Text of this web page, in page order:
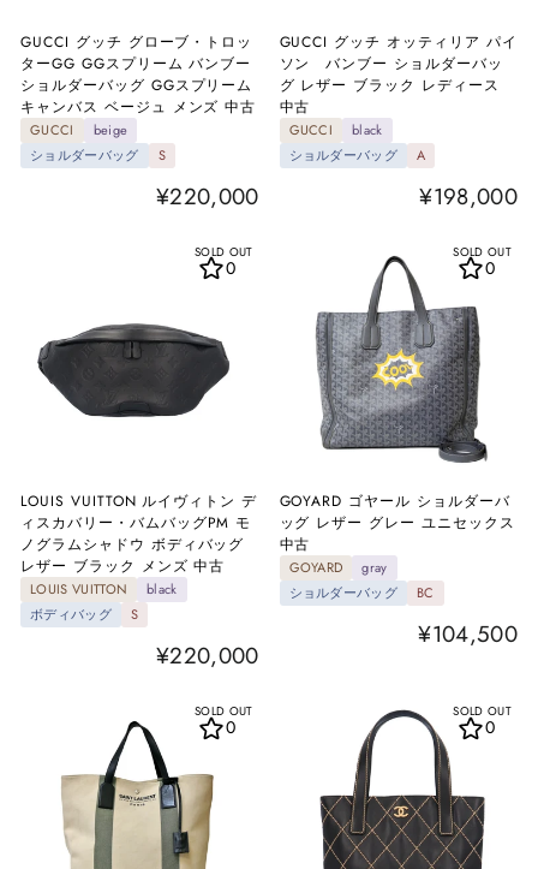
GUCCI グッチ グローブ・トロッ
ターGG GGスプリーム バンブー
ショルダーバッグ GGスプリーム
キャンバス ベージュ メンズ 中古
GUCCI
beige
ショルダーバッグ
S
¥220,000
GUCCI グッチ オッティリア パイ
ソン バンブー ショルダーバッ
グ レザー ブラック レディース
中古
GUCCI
black
ショルダーバッグ
A
¥198,000
SOLD OUT
LOUIS VUITTON ルイヴィトン デ
ィスカバリー・バムバッグPM モ
ノグラムシャドウ ボディバッグ
レザー ブラック メンズ 中古
LOUIS VUITTON
black
ボディバッグ
S
¥220,000
0
SOLD OUT
GOYARD ゴヤール ショルダーバ
ッグ レザー グレー ユニセックス
中古
GOYARD
gray
ショルダーバッグ
BC
¥104,500
0
SOLD OUT
0
SOLD OUT
0